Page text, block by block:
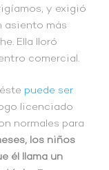
y exigió
asiento más
Ella lloró
comercial.
puede ser
licenciado
normales para
los niños
él llama un